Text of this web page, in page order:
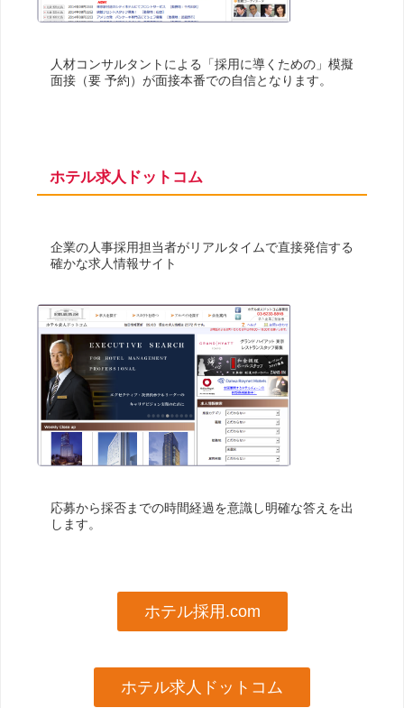
人材コンサルタントによる「採用に導くための」模擬
面接（要 予約）が面接本番での自信となります。
ホテル求人ドットコム
企業の人事採用担当者がリアルタイムで直接発信する
確かな求人情報サイト
応募から採否までの時間経過を意識し明確な答えを出
します。
ホテル採用.com
ホテル求人ドットコム